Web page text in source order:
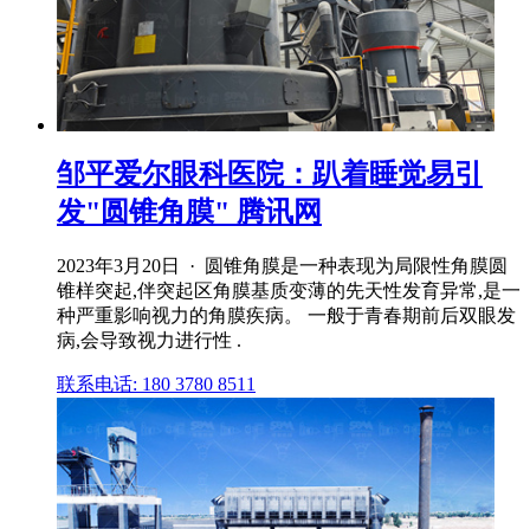
邹平爱尔眼科医院：趴着睡觉易引
发"圆锥角膜" 腾讯网
2023年3月20日 · 圆锥角膜是一种表现为局限性角膜圆
锥样突起,伴突起区角膜基质变薄的先天性发育异常,是一
种严重影响视力的角膜疾病。 一般于青春期前后双眼发
病,会导致视力进行性 .
联系电话: 180 3780 8511